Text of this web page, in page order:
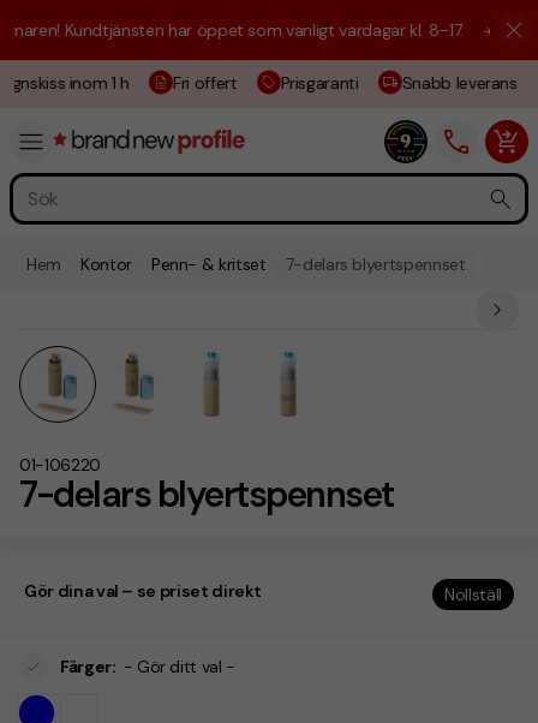
Kundtjänsten har öppet som vanligt vardagar kl. 8–17. ☀️ Vi är
inom 1 h Fri offert Prisgaranti Snabb leverans
Hem Kontor Penn- & kritset 7-delars blyertspennset
7-delars blyertspennset
01-106220
Gör dina val – se priset direkt Nollställ
Färger: - Gör ditt val -